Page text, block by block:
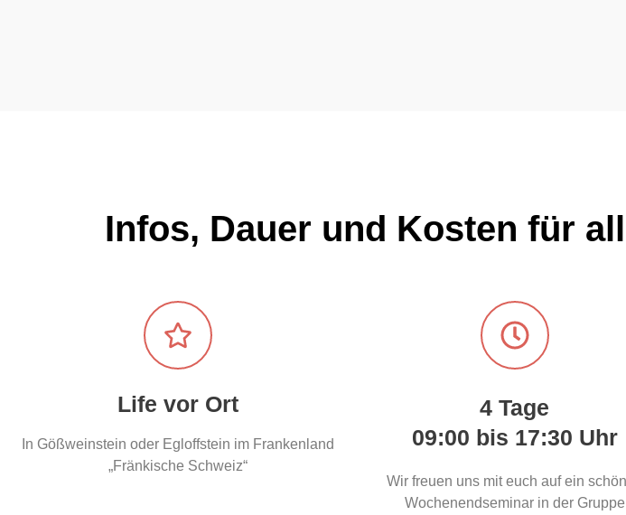
Infos, Dauer und Kosten für
Life vor Ort
In Gößweinstein oder Egloffstein im Frankenland
„Fränkische Schweiz“
4 Tage
09:00 bis 17:30 Uhr
Wir freuen uns mit euch auf ein
Wochenendseminar in der Gruppe